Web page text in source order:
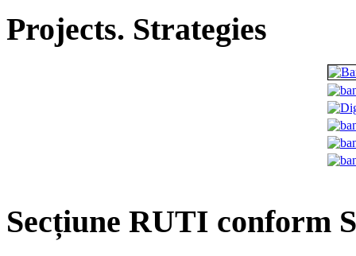
Projects. Strategies
Secțiune RUTI conform